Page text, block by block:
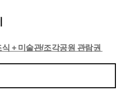
+ 미술관/조각공원 관람권